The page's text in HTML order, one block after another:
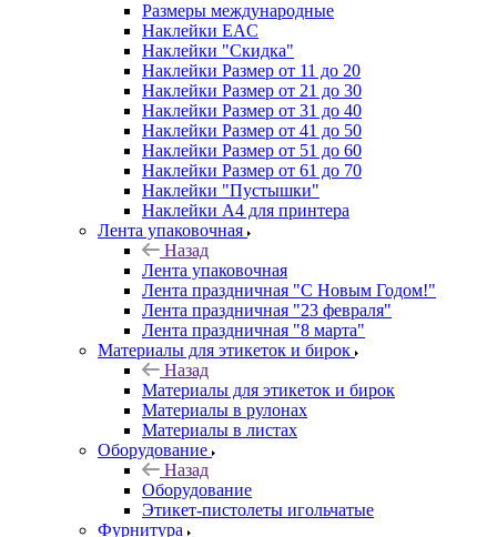
Размеры международные
Наклейки EAC
Наклейки "Скидка"
Наклейки Размер от 11 до 20
Наклейки Размер от 21 до 30
Наклейки Размер от 31 до 40
Наклейки Размер от 41 до 50
Наклейки Размер от 51 до 60
Наклейки Размер от 61 до 70
Наклейки "Пустышки"
Наклейки А4 для принтера
Лента упаковочная
Назад
Лента упаковочная
Лента праздничная "С Новым Годом!"
Лента праздничная "23 февраля"
Лента праздничная "8 марта"
Материалы для этикеток и бирок
Назад
Материалы для этикеток и бирок
Материалы в рулонах
Материалы в листах
Оборудование
Назад
Оборудование
Этикет-пистолеты игольчатые
Фурнитура